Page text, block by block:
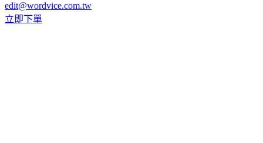
edit@wordvice.com.tw
立即下單